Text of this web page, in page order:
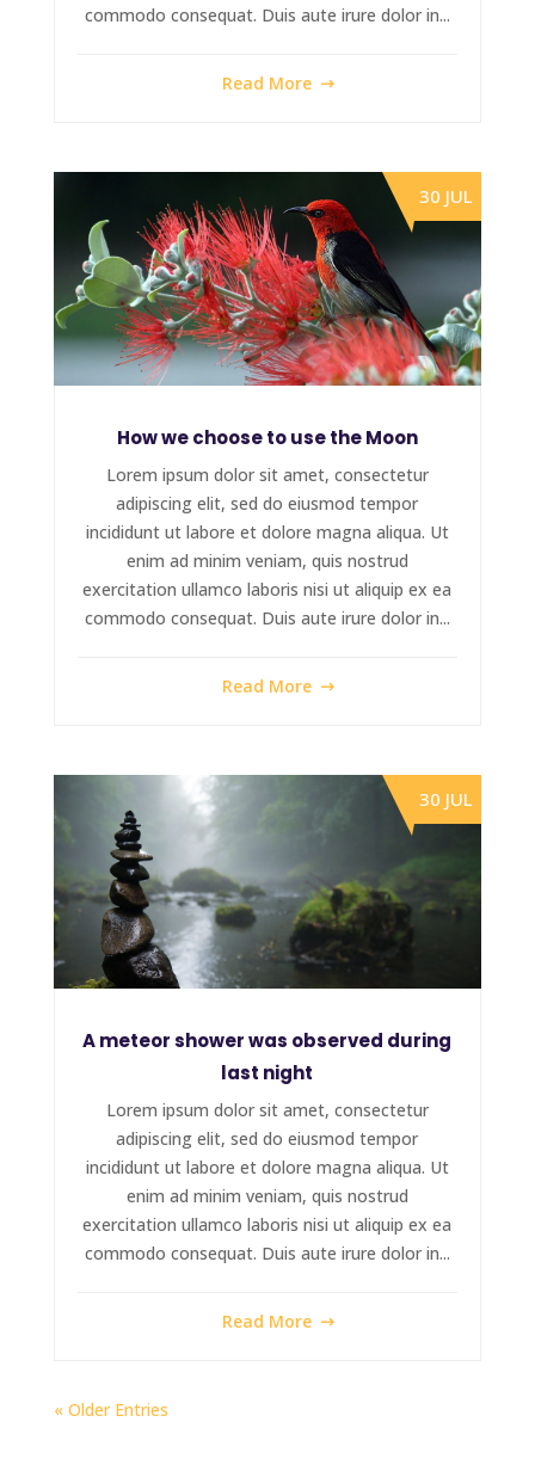
commodo consequat. Duis aute irure dolor in...
Read More
How we choose to use the Moon
30 JUL
Lorem ipsum dolor sit amet, consectetur
adipiscing elit, sed do eiusmod tempor
incididunt ut labore et dolore magna aliqua. Ut
enim ad minim veniam, quis nostrud
exercitation ullamco laboris nisi ut aliquip ex ea
commodo consequat. Duis aute irure dolor in...
Read More
A meteor shower was observed during
last night
30 JUL
Lorem ipsum dolor sit amet, consectetur
adipiscing elit, sed do eiusmod tempor
incididunt ut labore et dolore magna aliqua. Ut
enim ad minim veniam, quis nostrud
exercitation ullamco laboris nisi ut aliquip ex ea
commodo consequat. Duis aute irure dolor in...
Read More
« Older Entries